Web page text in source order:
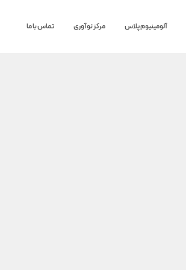
آلومینیوم پلاس مرکز نوآوری تماس با ما